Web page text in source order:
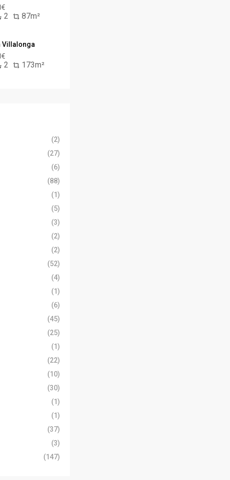
2 87m²
Villalonga
2 173m²
(2)
(27)
(6)
(88)
(1)
(5)
(3)
(2)
(2)
(52)
(4)
(1)
(6)
(45)
(25)
(1)
(22)
(10)
(30)
(1)
(1)
(37)
(3)
(147)